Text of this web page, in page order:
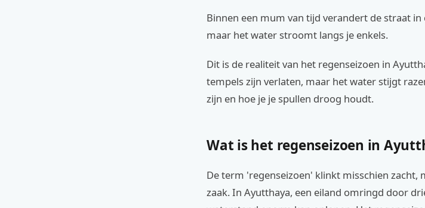
Binnen een mum van tijd verandert de straat in
maar het water stroomt langs je enkels.
Dit is de realiteit van het regenseizoen in
tempels zijn verlaten, maar het water stijgt
zijn en hoe je je spullen droog houdt.
Wat is het regenseizoen in
De term 'regenseizoen' klinkt misschien zacht,
zaak. In Ayutthaya, een eiland omringd door